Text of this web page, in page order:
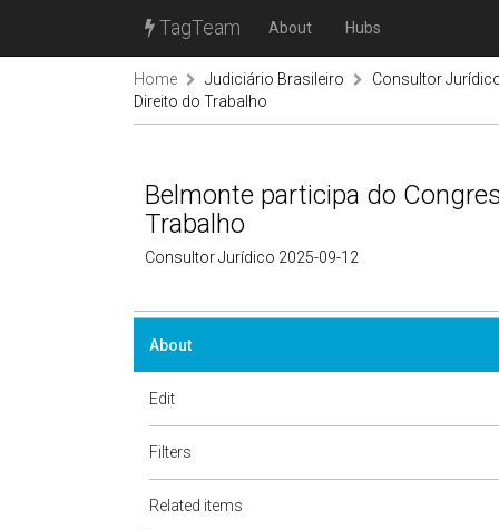
TagTeam About Hubs
Home Judiciário Brasileiro
Consultor
Direito do Trabalho
Belmonte participa do
Trabalho
Consultor Jurídico 2025-09-12
About
Edit
Filters
Related items